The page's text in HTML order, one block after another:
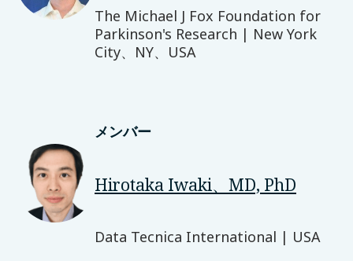
The Michael J Fox Foundation for
Parkinson's Research | New York
City、NY、USA
メンバー
Hirotaka Iwaki、MD, PhD
Data Tecnica International | USA